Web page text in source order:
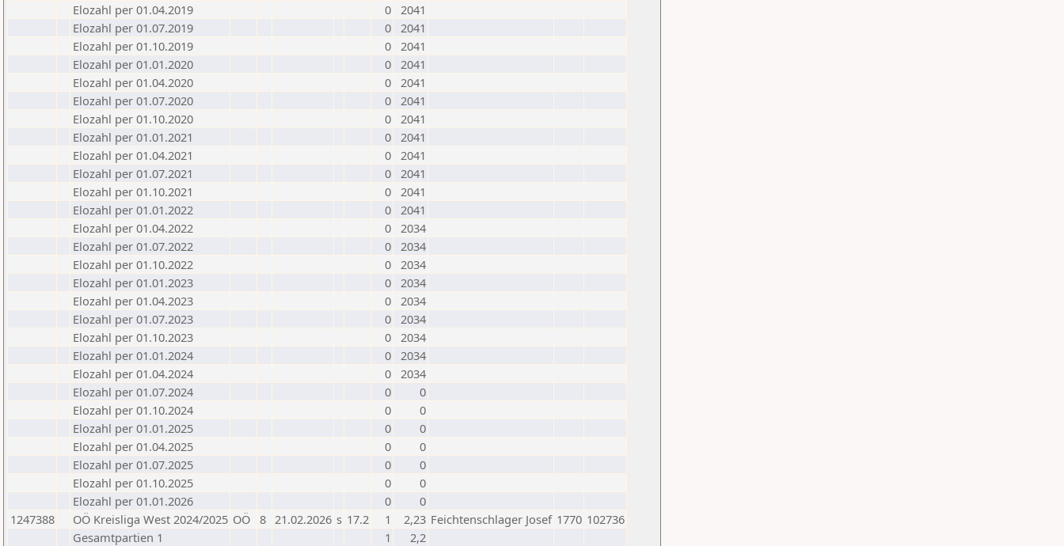
Elozahl per 01.04.2019
0 2041
Elozahl per 01.07.2019
0 2041
Elozahl per 01.10.2019
0 2041
Elozahl per 01.01.2020
0 2041
Elozahl per 01.04.2020
0 2041
Elozahl per 01.07.2020
0 2041
Elozahl per 01.10.2020
0 2041
Elozahl per 01.01.2021
0 2041
Elozahl per 01.04.2021
0 2041
Elozahl per 01.07.2021
0 2041
Elozahl per 01.10.2021
0 2041
Elozahl per 01.01.2022
0 2041
Elozahl per 01.04.2022
0 2034
Elozahl per 01.07.2022
0 2034
Elozahl per 01.10.2022
0 2034
Elozahl per 01.01.2023
0 2034
Elozahl per 01.04.2023
0 2034
Elozahl per 01.07.2023
0 2034
Elozahl per 01.10.2023
0 2034
Elozahl per 01.01.2024
0 2034
Elozahl per 01.04.2024
0 2034
Elozahl per 01.07.2024
0
0
Elozahl per 01.10.2024
0
0
Elozahl per 01.01.2025
0
0
Elozahl per 01.04.2025
0
0
Elozahl per 01.07.2025
0
0
Elozahl per 01.10.2025
0
0
Elozahl per 01.01.2026
0
0
1247388
OÖ Kreisliga West 2024/2025 OÖ 8 21.02.2026 s 17.2 1 2,23 Feichtenschlager Josef 1770 102736
Gesamtpartien 1
1 2,2